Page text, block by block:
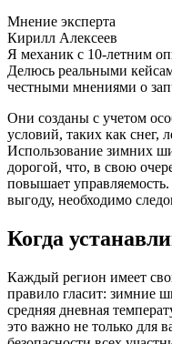
Мнение эксперта
Кирилл Алексеев
Я механик с 10-летним
Делюсь реальными
честными мнениями о
Они созданы с учетом
условий, таких как снег,
Использование зимних
дорогой, что, в свою
повышает
выгоду, необходимо
Когда
Каждый регион имеет
правило гласит: зимние
средняя дневная
это важно не только для